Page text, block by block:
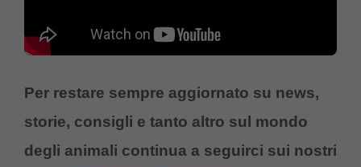
Per restare sempre aggiornato su news,
storie, consigli e tanto altro sul mondo
degli animali continua a seguirci sui nostri